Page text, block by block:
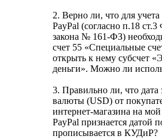
2. Верно ли, что для учета
PayPal (согласно п.18
закона № 161-ФЗ)
счет 55 «Специальные
открыть к нему субсчет
деньги». Можно ли
3. Правильно ли, что дата
валюты (USD) от
интернет-магазина на мой
PayPal признается датой
прописывается в КУДиР?